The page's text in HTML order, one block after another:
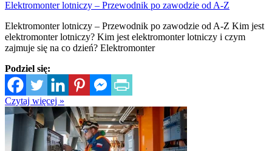
Elektromonter lotniczy – Przewodnik po zawodzie od A-Z
Elektromonter lotniczy – Przewodnik po zawodzie od A-Z Kim jest
elektromonter lotniczy? Kim jest elektromonter lotniczy i czym
zajmuje się na co dzień? Elektromonter
Podziel się:
Czytaj więcej »